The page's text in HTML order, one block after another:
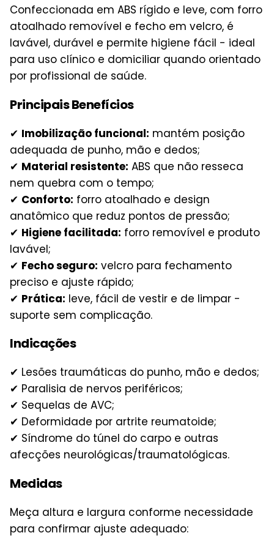
Confeccionada em ABS rígido e leve, com forro
atoalhado removível e fecho em velcro, é
lavável, durável e permite higiene fácil - ideal
para uso clínico e domiciliar quando orientado
por profissional de saúde.
Principais Benefícios
✔ Imobilização funcional: mantém posição
adequada de punho, mão e dedos;
✔ Material resistente: ABS que não resseca
nem quebra com o tempo;
✔ Conforto: forro atoalhado e design
anatômico que reduz pontos de pressão;
✔ Higiene facilitada: forro removível e produto
lavável;
✔ Fecho seguro: velcro para fechamento
preciso e ajuste rápido;
✔ Prática: leve, fácil de vestir e de limpar -
suporte sem complicação.
Indicações
✔ Lesões traumáticas do punho, mão e dedos;
✔ Paralisia de nervos periféricos;
✔ Sequelas de AVC;
✔ Deformidade por artrite reumatoide;
✔ Síndrome do túnel do carpo e outras
afecções neurológicas/traumatológicas.
Medidas
Meça altura e largura conforme necessidade
para confirmar ajuste adequado: